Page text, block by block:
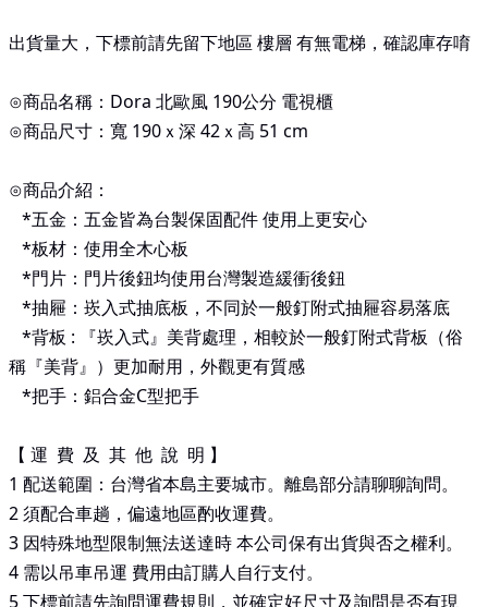
出貨量大，下標前請先留下地區 樓層 有無電梯，確認庫存唷
⊙商品名稱：Dora 北歐風 190公分 電視櫃
⊙商品尺寸：寬 190ｘ深 42ｘ高 51 cm
⊙商品介紹：
*五金：五金皆為台製保固配件 使用上更安心
*板材：使用全木心板
*門片：門片後鈕均使用台灣製造緩衝後鈕
*抽屜：崁入式抽底板，不同於一般釘附式抽屜容易落底
*背板 :
『崁入式』美背處理，相較於一般釘附式背板（俗
稱『美背』）更加耐用，外觀更有質感
*把手：鋁合金C型把手
【 運 費 及 其 他 說 明 】
1 配送範圍：台灣省本島主要城市。離島部分請聊聊詢問。
2 須配合車趟，偏遠地區酌收運費。
3 因特殊地型限制無法送達時 本公司保有出貨與否之權利。
4 需以吊車吊運 費用由訂購人自行支付。
5 下標前請先詢問運費規則，並確定好尺寸及詢問是否有現